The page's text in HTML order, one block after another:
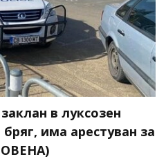
в луксозен
има арестуван за